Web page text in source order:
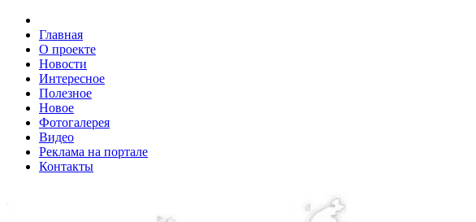
Главная
О проекте
Новости
Интересное
Полезное
Новое
Фотогалерея
Видео
Реклама на портале
Контакты